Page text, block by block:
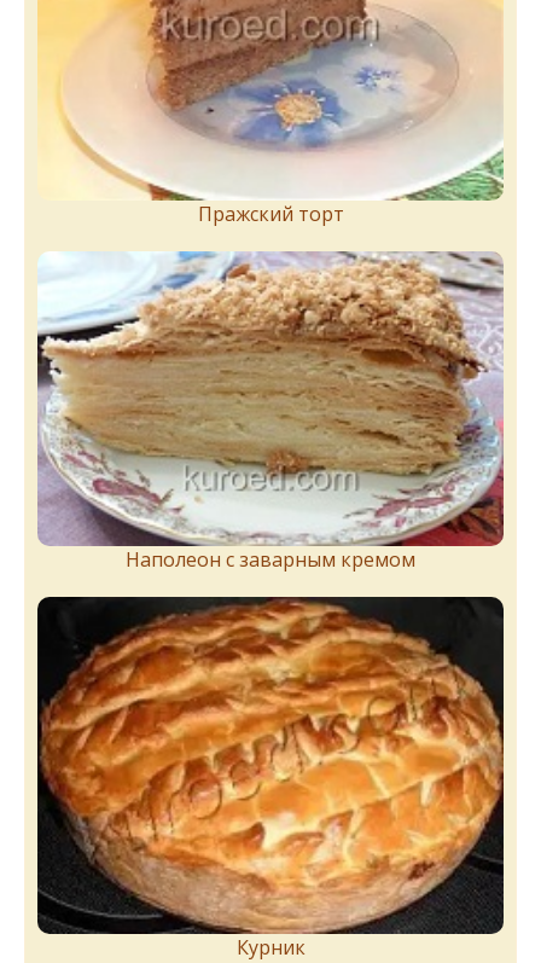
Пражский торт
Наполеон с заварным кремом
Курник